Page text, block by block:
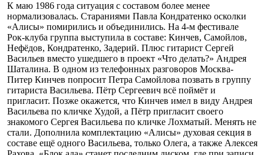
К маю 1986 года ситуация с составом более менее
нормализовалась. Стараниями Павла Кондратенко осколки
«Алисы» помирились и объединились. На 4-м фестивале
Рок-клуба группа выступила в составе: Кинчев, Самойлов,
Нефёдов, Кондратенко, Задерий. Плюс гитарист Сергей
Васильев вместо ушедшего в проект «Что делать?» Андрея
Шаталина. В одном из телефонных разговоров Москва-
Питер Кинчев попросит Петра Самойлова позвать в группу
гитариста Васильева. Пётр Сергеевич всё поймёт и
пригласит. Позже окажется, что Кинчев имел в виду Андрея
Васильева по кличке Худой, а Пётр пригласит своего
знакомого Сергея Васильева по кличке Лохматый. Менять не
стали. Дополнила комплектацию «Алисы» духовая секция в
составе ещё одного Васильева, только Олега, а также Алексея